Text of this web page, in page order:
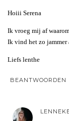
Hoiii Serena
Ik vroeg mij af
Ik vind het zo jammer
Liefs lenthe
BEANTWOORDEN